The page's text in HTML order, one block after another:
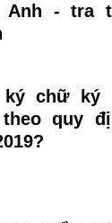
Anh - tra
ký chữ ký
quy